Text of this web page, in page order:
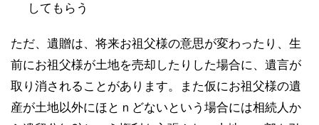
してもらう
ただ、遺贈は、将来お祖父様の意思が変わったり、生
前にお祖父様が土地を売却したりした場合に、遺言が
取り消されることがあります。また仮にお祖父様の遺
産が土地以外にほとｎどないという場合には相続人か